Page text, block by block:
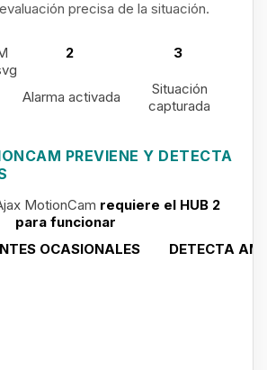
precisa de la situación.
2
3
Alarma activada
Situación
capturada
PREVIENE Y DETECTA
MotionCam requiere el HUB 2
para funcionar
OCASIONALES
DETECTA